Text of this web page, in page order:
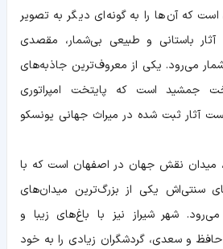
است که آن‌ها را به گونه‌ای دیگر به تصویر
باستانی و طبیعی بی‌شمار، مقصدی
می‌رود. یکی از معروف‌ترین جاذبه‌های
جمشید است که پایتخت امپراتوری
آثار ثبت شده در میراث جهانی یونسکو
میدان نقش جهان در اصفهان است که با
سنتی‌اش یکی از بزرگ‌ترین میدان‌های
شهر شیراز نیز با باغ‌های زیبا و
حافظ و سعدی، گردشگران زیادی را به خود